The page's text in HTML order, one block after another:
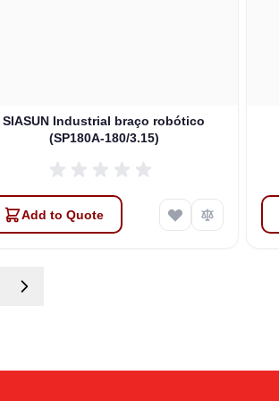
SIASUN Industrial braço robótico
(SP180A-180/3.15)
Add to Quote